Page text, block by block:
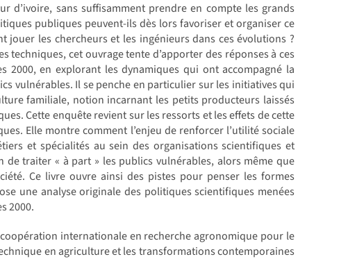
d’ivoire, sans suffisamment prendre en compte les grands
publiques peuvent-ils dès lors favoriser et organiser ce
jouer les chercheurs et les ingénieurs dans ces évolutions ?
techniques, cet ouvrage tente d’apporter des réponses à ces
2000, en explorant les dynamiques qui ont accompagné la
vulnérables. Il se penche en particulier sur les initiatives qui
familiale, notion incarnant les petits producteurs laissés
Cette enquête revient sur les ressorts et les effets de cette
Elle montre comment l’enjeu de renforcer l’utilité sociale
et spécialités au sein des organisations scientifiques et
traiter « à part » les publics vulnérables, alors même que
Ce livre ouvre ainsi des pistes pour penser les formes
une analyse originale des politiques scientifiques menées
2000.
internationale en recherche agronomique pour le
en agriculture et les transformations contemporaines